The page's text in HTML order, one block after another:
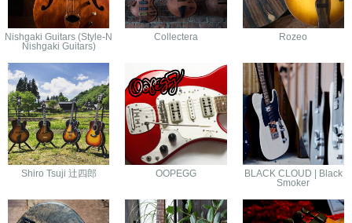
Nishgaki Guitars (Style-N
Nishgaki Guitars)
Collectera Rozeo
Shiro Tsuji 辻四郎 OOPEGG
BLACK CLOUD | Black
Smoker